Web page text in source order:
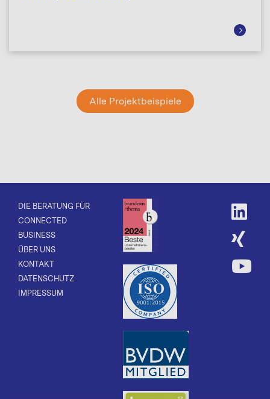
Alle Projektbeispiele
DIE BERATUNG FÜR
CONNECTED
BUSINESS
ÜBER UNS
KONTAKT
DATENSCHUTZ
IMPRESSUM